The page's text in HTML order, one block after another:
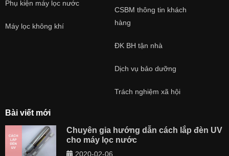
Phụ kiện máy lọc nước
Máy lọc không khí
CSBM thông tin khách
hàng
ĐK BH tận nhà
Dịch vụ bảo dưỡng
Trách nghiệm xã hội
Bài viết mới
Chuyên gia hướng dẫn cách lắp đèn UV
cho máy lọc nước
2020-02-06